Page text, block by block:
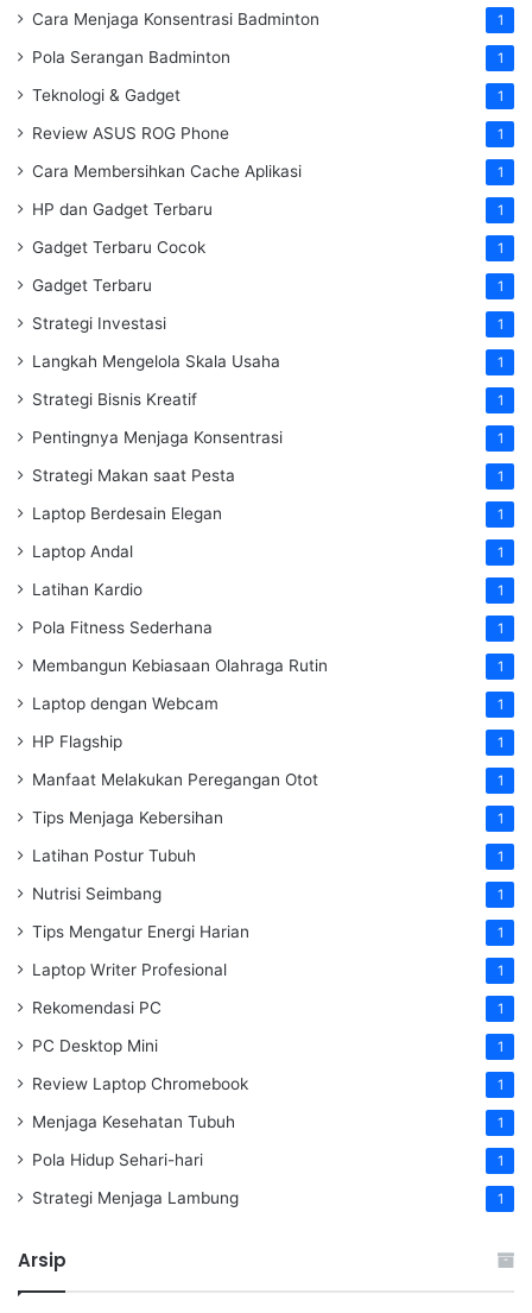
Cara Menjaga Konsentrasi Badminton 1
Pola Serangan Badminton 1
Teknologi & Gadget 1
Review ASUS ROG Phone 1
Cara Membersihkan Cache Aplikasi 1
HP dan Gadget Terbaru 1
Gadget Terbaru Cocok 1
Gadget Terbaru 1
Strategi Investasi 1
Langkah Mengelola Skala Usaha 1
Strategi Bisnis Kreatif 1
Pentingnya Menjaga Konsentrasi 1
Strategi Makan saat Pesta 1
Laptop Berdesain Elegan 1
Laptop Andal 1
Latihan Kardio 1
Pola Fitness Sederhana 1
Membangun Kebiasaan Olahraga Rutin 1
Laptop dengan Webcam 1
HP Flagship 1
Manfaat Melakukan Peregangan Otot 1
Tips Menjaga Kebersihan 1
Latihan Postur Tubuh 1
Nutrisi Seimbang 1
Tips Mengatur Energi Harian 1
Laptop Writer Profesional 1
Rekomendasi PC 1
PC Desktop Mini 1
Review Laptop Chromebook 1
Menjaga Kesehatan Tubuh 1
Pola Hidup Sehari-hari 1
Strategi Menjaga Lambung 1
Arsip